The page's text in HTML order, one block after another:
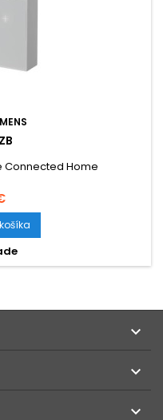
Connected Home


